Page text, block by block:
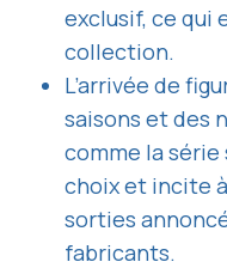
exclusif, ce qui
collection.
L’arrivée de
saisons et des
comme la série
choix et incite
sorties
fabricants.